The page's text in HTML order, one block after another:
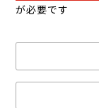
が必要です